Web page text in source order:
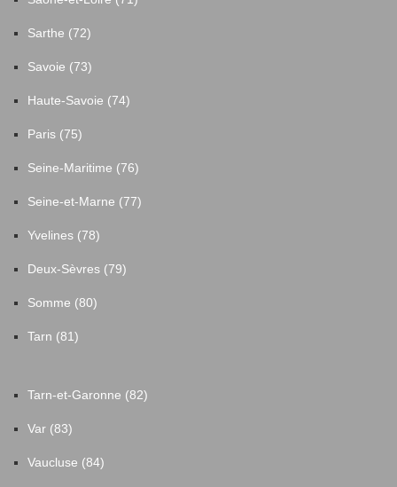
Sarthe (72)
Savoie (73)
Haute-Savoie (74)
Paris (75)
Seine-Maritime (76)
Seine-et-Marne (77)
Yvelines (78)
Deux-Sèvres (79)
Somme (80)
Tarn (81)
Tarn-et-Garonne (82)
Var (83)
Vaucluse (84)